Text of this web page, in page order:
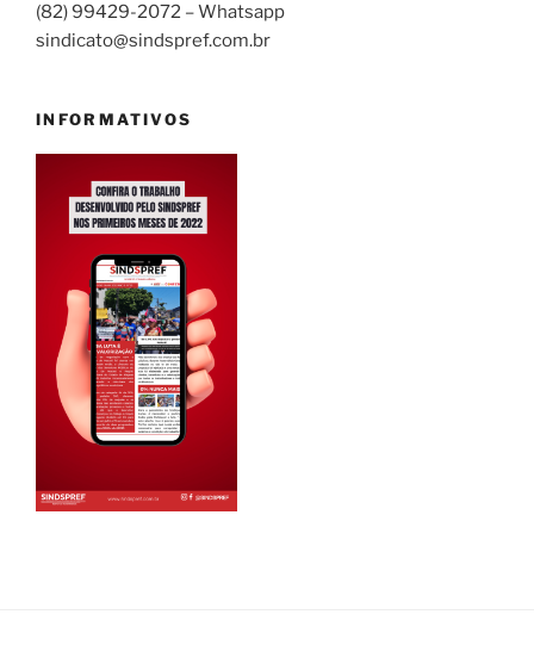
(82) 99429-2072 – Whatsapp
sindicato@sindspref.com.br
INFORMATIVOS